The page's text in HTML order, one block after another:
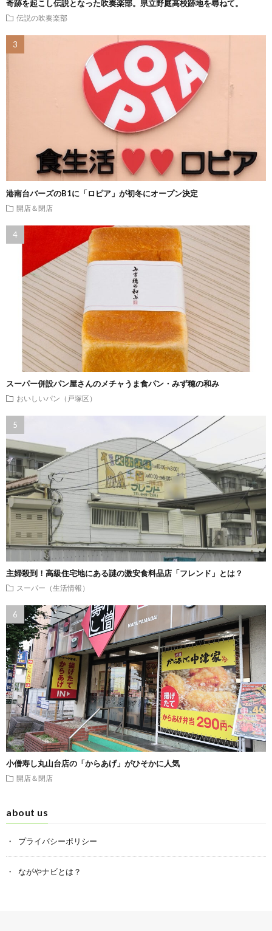
奇跡を起こし伝説となった吹奏楽部。県立野庭高校跡地を尋ねて。
伝説の吹奏楽部
港南台バーズのB1に「ロピア」が初冬にオープン決定
開店＆閉店
スーパー併設パン屋さんのメチャうま食パン・みず穂の和み
おいしいパン（戸塚区）
主婦殺到！高級住宅地にある謎の激安食料品店「フレンド」とは？
スーパー（生活情報）
小僧寿し丸山台店の「からあげ」がひそかに人気
開店＆閉店
about us
プライバシーポリシー
ながやナビとは？